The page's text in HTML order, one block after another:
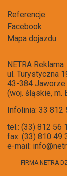
Referencje
Facebook
Mapa dojazdu
NETRA Reklama
ul. Turystyczna
43-384 Jaworze
(woj. śląskie, m.
Infolinia: 33 812
tel.: (33) 812 56
fax: (33) 810 49
e-mail:
FIRMA NETRA